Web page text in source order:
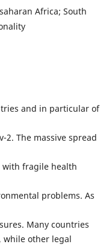
Africa; South
and in particular of
2. The massive spread
with fragile health
problems. As
Many countries
while other legal